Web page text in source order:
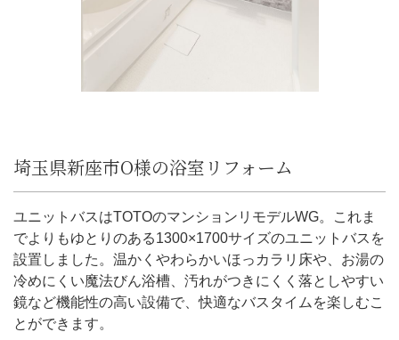
埼玉県新座市O様の浴室リフォーム
ユニットバスはTOTOのマンションリモデルWG。これま
でよりもゆとりのある1300×1700サイズのユニットバスを
設置しました。温かくやわらかいほっカラリ床や、お湯の
冷めにくい魔法びん浴槽、汚れがつきにくく落としやすい
鏡など機能性の高い設備で、快適なバスタイムを楽しむこ
とができます。